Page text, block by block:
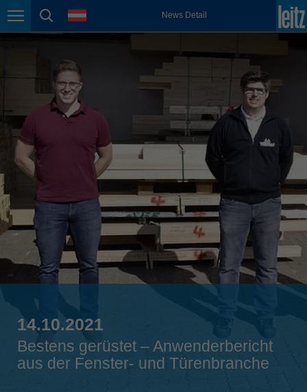
Seitennavigation
Seitensuche
Sprache News Detail
México
Nederland
nederlands
Österreich
Polska
polski
Portugal
português
România
Română
Schweiz
Slovenija
14.10.2021
Bestens gerüstet – Anwenderbericht
aus der Fenster- und Türenbranche